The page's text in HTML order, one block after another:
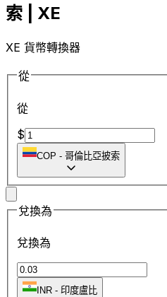
索 | XE
XE 貨幣轉換器
從
從
$
COP - 哥倫比亞披索
兌換為
兌換為
INR - 印度盧比